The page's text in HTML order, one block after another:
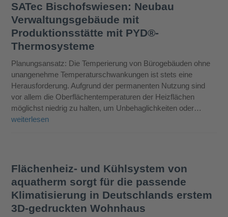
SATec Bischofswiesen: Neubau
Verwaltungsgebäude mit
Produktionsstätte mit PYD®-
Thermosysteme
Planungsansatz: Die Temperierung von Bürogebäuden ohne
unangenehme Temperaturschwankungen ist stets eine
Herausforderung. Aufgrund der permanenten Nutzung sind
vor allem die Oberflächentemperaturen der Heizflächen
möglichst niedrig zu halten, um Unbehaglichkeiten oder…
weiterlesen
Flächenheiz- und Kühlsystem von
aquatherm sorgt für die passende
Klimatisierung in Deutschlands erstem
3D-gedruckten Wohnhaus